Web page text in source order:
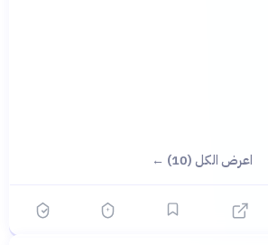
اعرض الكل (10) ←